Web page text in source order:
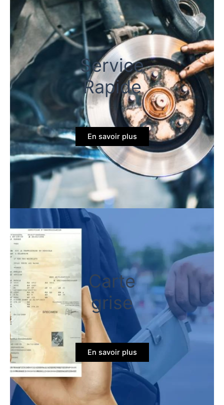
Service
Rapide
En savoir plus
Carte
grise
En savoir plus